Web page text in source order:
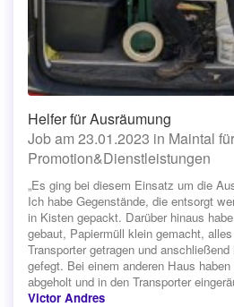
Helfer für Ausräumung
Job am 23.01.2023 in Maintal
Promotion&Dienstleistungen
„Es ging bei diesem Einsatz um die
Ich habe Gegenstände, die entsorgt
in Kisten gepackt. Darüber hinaus
gebaut, Papiermüll klein gemacht,
Transporter getragen und
gefegt. Bei einem anderen Haus
abgeholt und in den Transporter
Victor Andres